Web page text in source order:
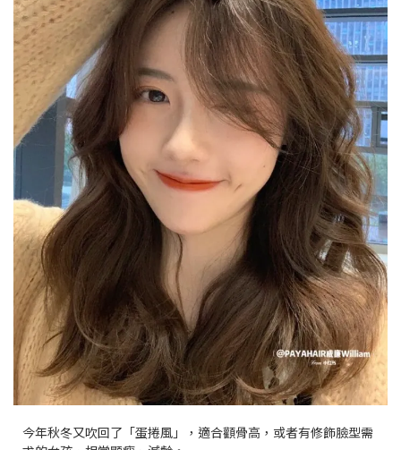
今年秋冬又吹回了「蛋捲風」，適合顴骨高，或者有修飾臉型需